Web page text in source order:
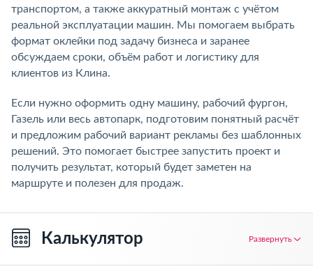
транспортом, а также аккуратный монтаж с учётом
реальной эксплуатации машин. Мы помогаем выбрать
формат оклейки под задачу бизнеса и заранее
обсуждаем сроки, объём работ и логистику для
клиентов из Клина.
Если нужно оформить одну машину, рабочий фургон,
Газель или весь автопарк, подготовим понятный расчёт
и предложим рабочий вариант рекламы без шаблонных
решений. Это помогает быстрее запустить проект и
получить результат, который будет заметен на
маршруте и полезен для продаж.
Калькулятор Развернуть